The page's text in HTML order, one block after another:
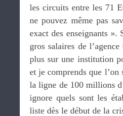
les circuits entre les 71
ne pouvez même pas
exact des enseignants
gros salaires de
plus sur une institution
et je comprends que
la ligne de 100 millions
ignore quels sont les
liste dès le début de la